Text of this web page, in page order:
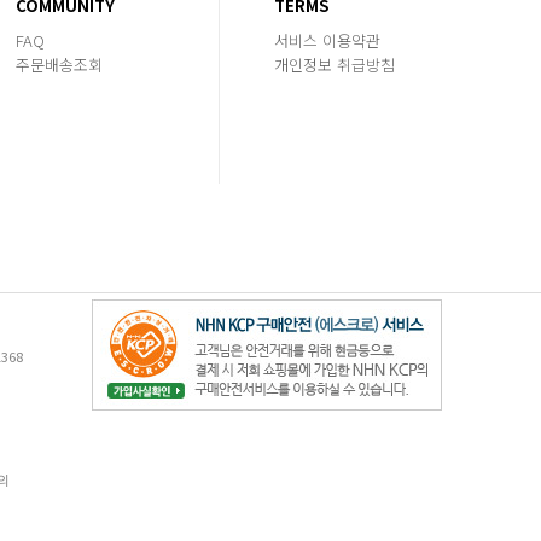
COMMUNITY
FAQ
주문배송조회
TERMS
서비스 이용약관
개인정보 취급방침